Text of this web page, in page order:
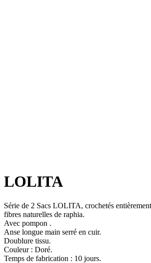
LOLITA
Série de 2 Sacs LOLITA, crochetés
fibres naturelles de raphia.
Avec pompon .
Anse longue main serré en cuir.
Doublure tissu.
Couleur : Doré.
Temps de fabrication : 10 jours.